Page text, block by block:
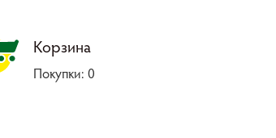
Корзина
Покупки:0